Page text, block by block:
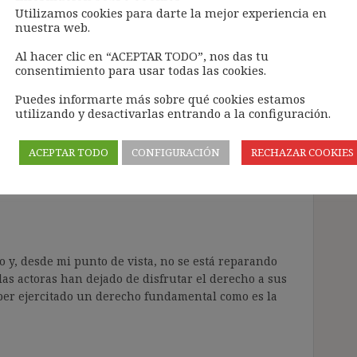
que el empleador no se tome los derechos a
Responder
desde mi punto de vista, no se está reparando
actoras han dejado de disfrutar el derecho a sus
ejercitado un derecho fundamental como es la
Utilizamos cookies para darte la mejor experiencia en
nuestra web.
Al hacer clic en “ACEPTAR TODO”, nos das tu
consentimiento para usar todas las cookies.
Puedes informarte más sobre qué cookies estamos
utilizando y desactivarlas entrando a la configuración.
ACEPTAR TODO CONFIGURACIÓN RECHAZAR COOKIES